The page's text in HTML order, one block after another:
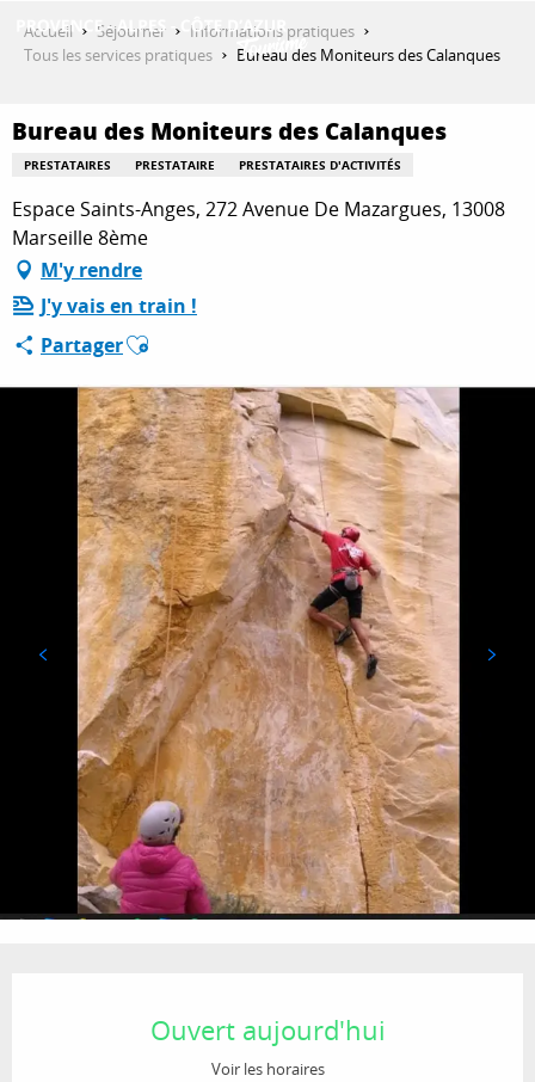
QUE FAIRE ?
SÉJOURNER
ESPACE PRO
Accueil Séjourner
Informations pratiques
Tous les services pratiques
Bureau des Moniteurs des Calanques
Bureau des Moniteurs des Calanques
PRESTATAIRES PRESTATAIRE PRESTATAIRES D'ACTIVITÉS
Espace Saints-Anges, 272 Avenue De Mazargues, 13008
Marseille 8ème
M'y rendre
J'y vais en train !
PartagerAjouter aux favoris
Ouvert aujourd'hui
Voir les horaires